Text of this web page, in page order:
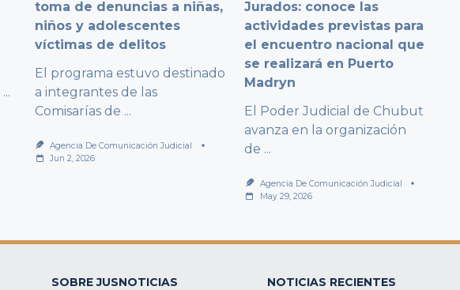
...
toma de denuncias a niñas,
niños y adolescentes
víctimas de delitos
El programa estuvo destinado
a integrantes de las
Comisarías de ...
Agencia De Comunicación Judicial
Jun 2, 2026
Jurados: conoce las
actividades previstas para
el encuentro nacional que
se realizará en Puerto
Madryn
El Poder Judicial de Chubut
avanza en la organización
de ...
Agencia De Comunicación Judicial
May 29, 2026
SOBRE JUSNOTICIAS NOTICIAS RECIENTES